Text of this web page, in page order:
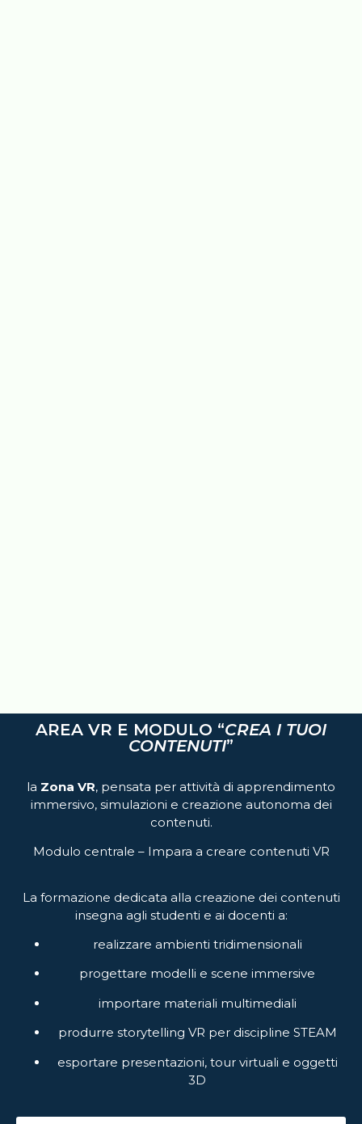
AREA VR E MODULO “CREA I TUOI
CONTENUTI”
la Zona VR, pensata per attività di apprendimento
immersivo, simulazioni e creazione autonoma dei
contenuti.
Modulo centrale – Impara a creare contenuti VR
La formazione dedicata alla creazione dei contenuti
insegna agli studenti e ai docenti a:
realizzare ambienti tridimensionali
progettare modelli e scene immersive
importare materiali multimediali
produrre storytelling VR per discipline STEAM
esportare presentazioni, tour virtuali e oggetti
3D